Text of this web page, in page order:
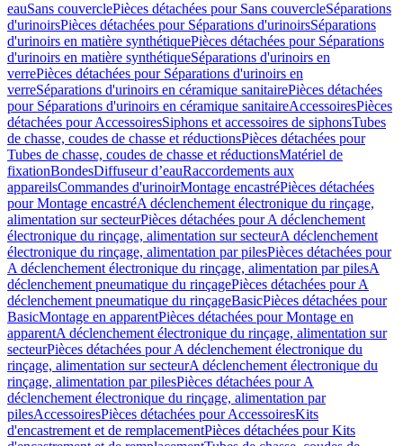
eauSans couverclePièces détachées pour Sans couvercleSéparations
d'urinoirsPièces détachées pour Séparations d'urinoirsSéparations
d'urinoirs en matière synthétiquePièces détachées pour Séparations
d'urinoirs en matière synthétiqueSéparations d'urinoirs en
verrePièces détachées pour Séparations d'urinoirs en
verreSéparations d'urinoirs en céramique sanitairePièces détachées
pour Séparations d'urinoirs en céramique sanitaireAccessoiresPièces
détachées pour AccessoiresSiphons et accessoires de siphonsTubes
de chasse, coudes de chasse et réductionsPièces détachées pour
Tubes de chasse, coudes de chasse et réductionsMatériel de
fixationBondesDiffuseur d’eauRaccordements aux
appareilsCommandes d'urinoirMontage encastréPièces détachées
pour Montage encastréA déclenchement électronique du rinçage,
alimentation sur secteurPièces détachées pour A déclenchement
électronique du rinçage, alimentation sur secteurA déclenchement
électronique du rinçage, alimentation par pilesPièces détachées pour
A déclenchement électronique du rinçage, alimentation par pilesA
déclenchement pneumatique du rinçagePièces détachées pour A
déclenchement pneumatique du rinçageBasicPièces détachées pour
BasicMontage en apparentPièces détachées pour Montage en
apparentA déclenchement électronique du rinçage, alimentation sur
secteurPièces détachées pour A déclenchement électronique du
rinçage, alimentation sur secteurA déclenchement électronique du
rinçage, alimentation par pilesPièces détachées pour A
déclenchement électronique du rinçage, alimentation par
pilesAccessoiresPièces détachées pour AccessoiresKits
d'encastrement et de remplacementPièces détachées pour Kits